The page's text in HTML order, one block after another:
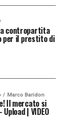
contropartita
per il prestito di
Marco Baridon
Il mercato si
| VIDEO